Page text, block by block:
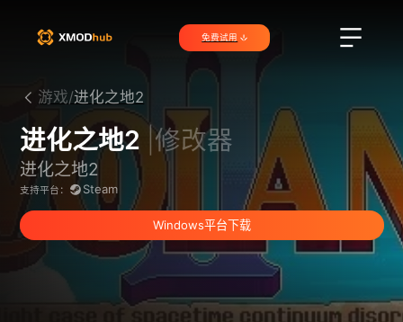
免费试用
游戏/进化之地2
进化之地2 |修改器
进化之地2
支持平台： Steam
Windows平台下载